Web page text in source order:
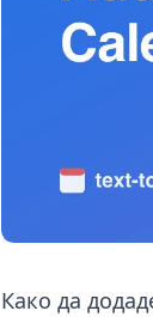
Како да